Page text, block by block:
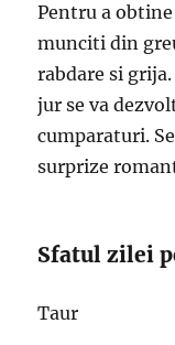
Pentru a
munciti din
rabdare si
jur se va
cumparaturi.
surprize
Sfatul zilei
Taur